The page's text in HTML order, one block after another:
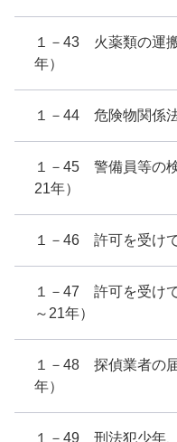
１－43 火薬類の運
年）
１－44 危険物関係
１－45 警備員等の
21年）
１－46 許可を受け
１－47 許可を受け
～21年）
１－48 探偵業者の
年）
１－49 刑法犯少年